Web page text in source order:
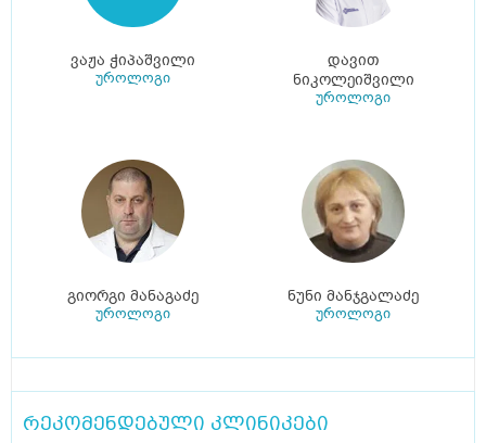
ვაჟა ჭიპაშვილი
უროლოგი
დავით
ნიკოლეიშვილი
უროლოგი
გიორგი მანაგაძე
უროლოგი
ნუნი მანჯგალაძე
უროლოგი
რეკომენდებული კლინიკები